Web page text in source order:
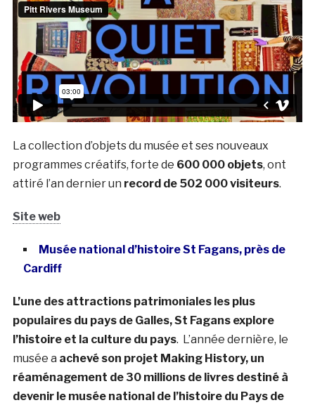
La collection d’objets du musée et ses nouveaux
programmes créatifs, forte de 600 000 objets, ont
attiré l’an dernier un record de 502 000 visiteurs.
Site web
Musée national d’histoire St Fagans, près de
Cardiff
L’une des attractions patrimoniales les plus
populaires du pays de Galles, St Fagans explore
l’histoire et la culture du pays. L’année dernière, le
musée a achevé son projet Making History, un
réaménagement de 30 millions de livres destiné à
devenir le musée national de l’histoire du Pays de